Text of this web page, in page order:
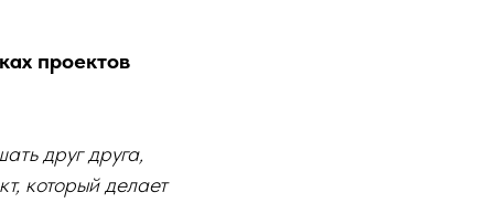
проектов
друг друга,
который делает